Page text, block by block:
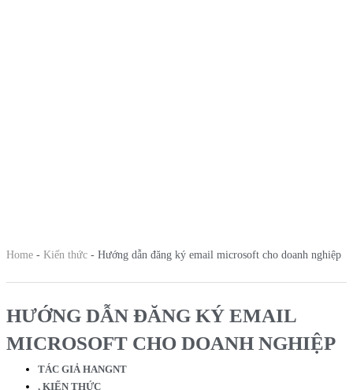
Home - Kiến thức - Hướng dẫn đăng ký email microsoft cho doanh nghiệp
HƯỚNG DẪN ĐĂNG KÝ EMAIL
MICROSOFT CHO DOANH NGHIỆP
TÁC GIẢHANGNT
, KIẾN THỨC